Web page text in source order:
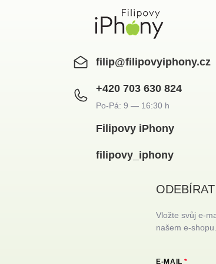
filip@filipovyiphony.cz
+420 703 630 824
Filipovy iPhony
filipovy_iphony
Vložte svůj e-
našem e-shopu.
E-MAIL